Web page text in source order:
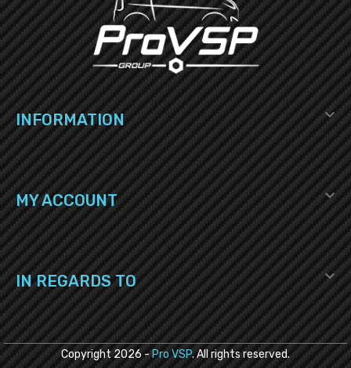
INFORMATION 
MY ACCOUNT 
IN REGARDS TO 
Copyright2026 -Pro VSP. All rights reserved.